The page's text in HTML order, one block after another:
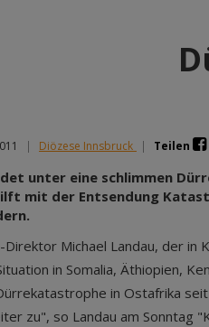
| Diözese Innsbruck | Teilen
unter eine schlimmen
mit der Entsendung
Direktor Michael Landau, der in
in Somalia, Äthiopien,
in Ostafrika
zu", so Landau am Sonntag